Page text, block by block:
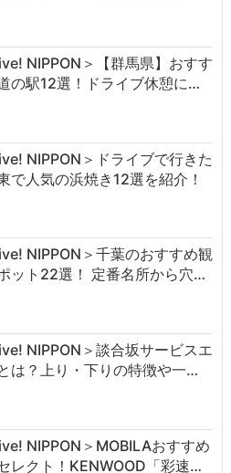
NIPPON＞【群馬県】おすす
の駅12選！ドライブ休憩に…
NIPPON＞ドライブで行きた
で人気の浜焼き12選を紹介！
NIPPON＞千葉のおすすめ観
ット22選！ 定番名所から穴…
NIPPON＞談合坂サービスエ
は？上り・下りの特徴や一…
NIPPON＞MOBILAおすすめ
レクト！KENWOOD「彩速…